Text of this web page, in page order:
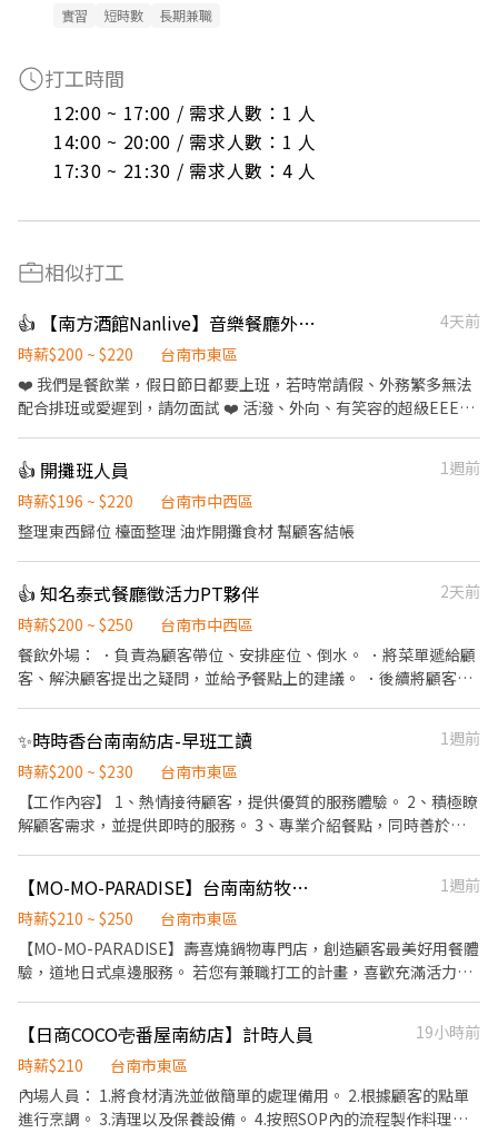
實習 短時數 長期兼職
打工時間
12:00 ~ 17:00 / 需求人數：1 人
14:00 ~ 20:00 / 需求人數：1 人
17:30 ~ 21:30 / 需求人數：4 人
相似打工
👍 【南方酒館Nanlive】音樂餐廳外場送餐人員｜超高獎金制度
4天前
時薪$200 ~ $220
台南市東區
❤️ 我們是餐飲業，假日節日都要上班，若時常請假、外務繁多無法
配合排班或愛遲到，請勿面試 ❤️ 活潑、外向、有笑容的超級EEEE
決顧客提出之疑問，並給予餐點上的建議。 ．後續將顧客點餐訊息
通知廚房做餐。 ．於顧客用餐完畢後，負責收拾碗盤與清理環境。
【未來你可以學到】 ．舞台演出者的配線處理 ．音控台與燈控台的
👍 開攤班人員
1週前
時薪$196 ~ $220
台南市中西區
整理東西歸位 檯面整理 油炸開攤食材 幫顧客結帳
👍 知名泰式餐廳徵活力PT夥伴
2天前
時薪$200 ~ $250
台南市中西區
餐飲外場： ．負責為顧客帶位、安排座位、倒水。 ．將菜單遞給顧
客、解決顧客提出之疑問，並給予餐點上的建議。 ．後續將顧客點
負責結帳、收銀等工作。 餐飲內場： ．擔任廚師的助手，處理烹飪
前與烹飪中之準備工作與其他餐廳相關事務。 ．負責洗、剝、削、
切各種食材。 ．負責清理工作環境、設備和餐具。 ．準備不同餐點
所需要的食材。 ．協助測量食材的容量與重量。 ．負責擺盤、打包
✨時時香台南南紡店-早班工讀
1週前
時薪$200 ~ $230
台南市東區
【工作內容】 1、熱情接待顧客，提供優質的服務體驗。 2、積極瞭
解顧客需求，並提供即時的服務。 3、專業介紹餐點，同時善於銷
精神，同時也注重每位員工的個人成長。我們相信，透過您的努
力，可以共同創造美好的用餐體驗，讓客人因為瓦城而感到開心且
舒適。 我們致力於提供紮實的教育訓練，讓每位夥伴都能深入了解
服務的重要性，並在工作中得到實踐與成長的機會。 不論您是否擁
好的自己和瓦城！
【MO-MO-PARADISE】台南南紡牧場-內場兼職(早班,中班,晚班)C17
1週前
時薪$210 ~ $250
台南市東區
【MO-MO-PARADISE】壽喜燒鍋物專門店，創造顧客最美好用餐體
驗，道地日式桌邊服務。 若您有兼職打工的計畫，喜歡充滿活力的
開店前準備及閉店整理作業 4. 洗滌與環境清潔 5. 完成主管交付工作
✅工作時段 早班：09:00~18:00或19:00 中班：11:00~20:00 晚班：
18:30~22:30 (排班區間另安排休息時間，週六、週日有一天可排班
者尤佳。) ※彈性排班可討論喔。週六與週日正常工時出勤每小時再
【日商COCO壱番屋南紡店】計時人員
19小時前
時薪$210
台南市東區
內場人員： 1.將食材清洗並做簡單的處理備用。 2.根據顧客的點單
進行烹調。 3.清理以及保養設備。 4.按照SOP內的流程製作料理。